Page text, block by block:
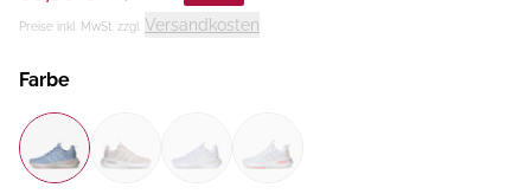
Preise inkl. MwSt. zzgl. Versandkosten
Farbe